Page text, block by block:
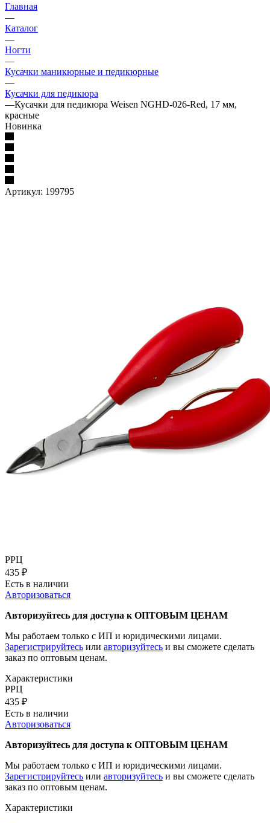
Главная
—
Каталог
—
Ногти
—
Кусачки маникюрные и педикюрные
—
Кусачки для педикюра
—Кусачки для педикюра Weisen NGHD-026-Red, 17 мм,
красные
Новинка
Артикул: 199795
РРЦ
435 ₽
Есть в наличии
Авторизоваться
Авторизуйтесь для доступа к ОПТОВЫМ ЦЕНАМ
Мы работаем только с ИП и юридическими лицами.
Зарегистрируйтесь или авторизуйтесь и вы сможете сделать
заказ по оптовым ценам.
Характеристики
РРЦ
435 ₽
Есть в наличии
Авторизоваться
Авторизуйтесь для доступа к ОПТОВЫМ ЦЕНАМ
Мы работаем только с ИП и юридическими лицами.
Зарегистрируйтесь или авторизуйтесь и вы сможете сделать
заказ по оптовым ценам.
Характеристики